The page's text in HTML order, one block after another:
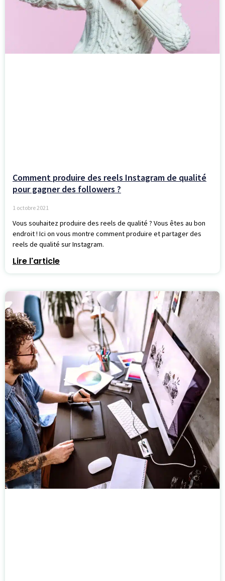
Comment produire des reels Instagram de qualité
pour gagner des followers ?
1 octobre 2021
Vous souhaitez produire des reels de qualité ? Vous êtes au bon
endroit ! Ici on vous montre comment produire et partager des
reels de qualité sur Instagram.
Lire l'article